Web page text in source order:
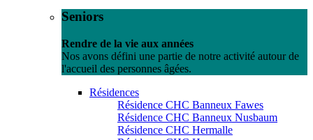
Seniors
Rendre de la vie aux années
Nos avons défini une partie de notre activité autour de
l'accueil des personnes âgées.
Résidences
Résidence CHC Banneux Fawes
Résidence CHC Banneux Nusbaum
Résidence CHC Hermalle